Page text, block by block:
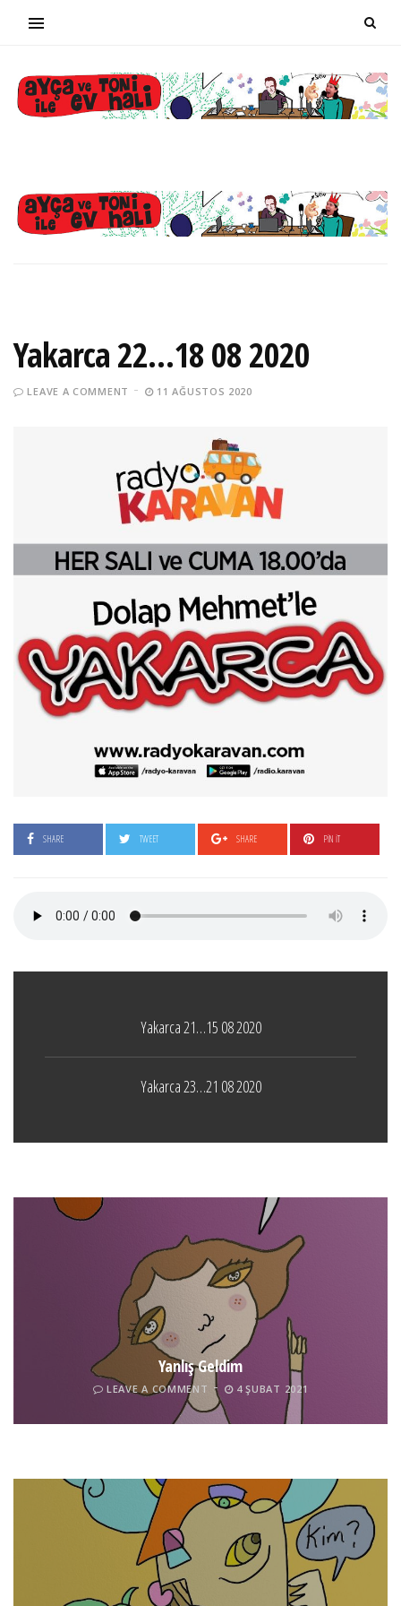
Yakarca 22…18 08 2020
LEAVE A COMMENT 11 AĞUSTOS 2020
SHARE TWEET SHARE PIN IT
Yakarca 21…15 08 2020
Yakarca 23…21 08 2020
Yanlış Geldim
LEAVE A COMMENT 4 ŞUBAT 2021
Tel İnsan
LEAVE A COMMENT 4 ŞUBAT 2021